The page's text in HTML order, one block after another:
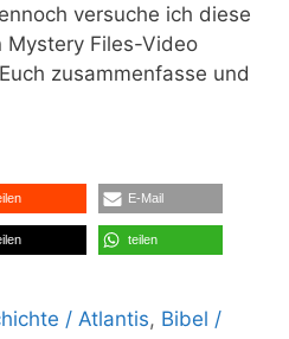
versuche ich diese
Mystery Files-Video
zusammenfasse und
E-Mail
teilen
/ Atlantis, Bibel /